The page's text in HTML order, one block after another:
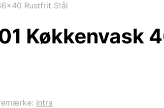
Rustfrit Stål
Køkkenvask
Intra